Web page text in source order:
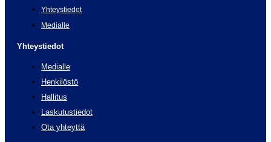
Yhteystiedot
Medialle
Yhteystiedot
Medialle
Henkilöstö
Hallitus
Laskutustiedot
Ota yhteyttä